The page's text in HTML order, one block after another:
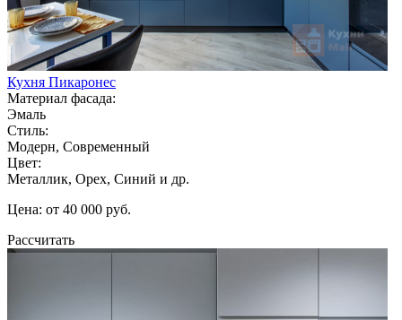
Кухня Пикаронес
Материал фасада:
Эмаль
Стиль:
Модерн, Современный
Цвет:
Металлик, Орех, Синий и др.
Цена: от 40 000 руб.
Рассчитать